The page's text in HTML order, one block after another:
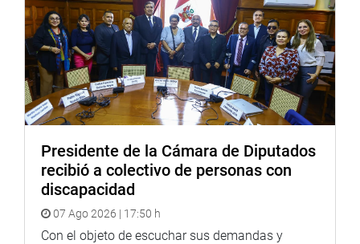
que requiere atención inmediata. Afirmó que al reducir las
etapas procesales y simplificar el sistema probatorio, se
espera que las víctimas puedan acceder a la justicia sin
las barreras que actualmente enfrentan, lo que podría
resultar en un aumento en las denuncias y en la condena
de los agresores.
el vacío legal existente, donde la falta de una definición
clara sobre el consentimiento en menores de 14 años
puede llevar a situaciones de impunidad. Con estas
modificaciones, se pretende no solo proteger a los
menores, sino también enviar un mensaje claro sobre la
Presidente de la Cámara de Diputados
recibió a colectivo de personas con
discapacidad
07 Ago 2026 | 17:50 h
Con el objeto de escuchar sus demandas y